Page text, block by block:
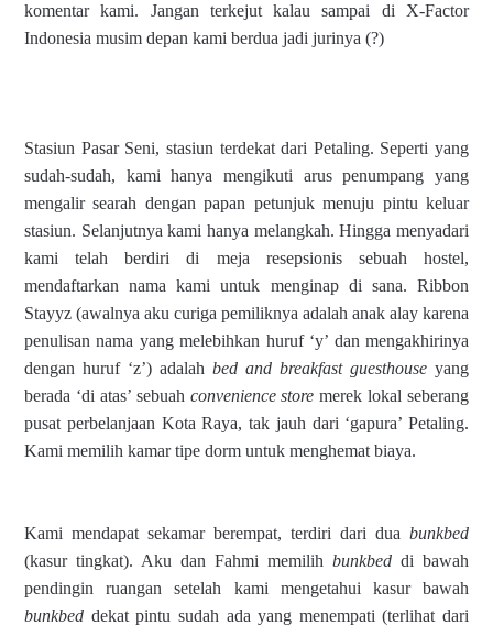
komentar kami. Jangan terkejut kalau sampai di X-Factor
Indonesia musim depan kami berdua jadi jurinya (?)
Stasiun Pasar Seni, stasiun terdekat dari Petaling. Seperti yang
sudah-sudah, kami hanya mengikuti arus penumpang yang
mengalir searah dengan papan petunjuk menuju pintu keluar
stasiun. Selanjutnya kami hanya melangkah. Hingga menyadari
kami telah berdiri di meja resepsionis sebuah hostel,
mendaftarkan nama kami untuk menginap di sana. Ribbon
Stayyz (awalnya aku curiga pemiliknya adalah anak alay karena
penulisan nama yang melebihkan huruf ‘y’ dan mengakhirinya
dengan huruf ‘z’) adalah bed and breakfast guesthouse yang
berada ‘di atas’ sebuah convenience store merek lokal seberang
pusat perbelanjaan Kota Raya, tak jauh dari ‘gapura’ Petaling.
Kami memilih kamar tipe dorm untuk menghemat biaya.
Kami mendapat sekamar berempat, terdiri dari dua bunkbed
(kasur tingkat). Aku dan Fahmi memilih bunkbed di bawah
pendingin ruangan setelah kami mengetahui kasur bawah
bunkbed dekat pintu sudah ada yang menempati (terlihat dari